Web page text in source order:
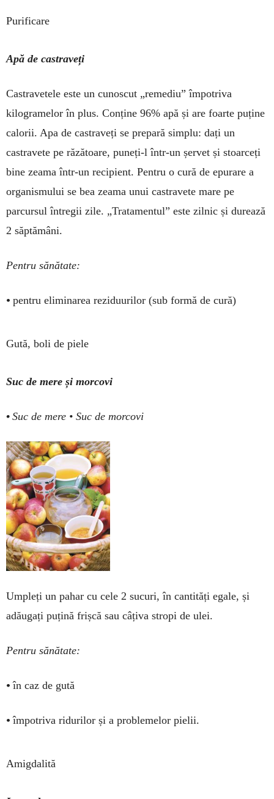
Purificare
Apă de castraveți
Castravetele este un cunoscut „remediu” îm­potriva
kilogramelor în plus. Conține 96% apă și are foar­te puține
ca­lorii. Apa de castraveți se pre­pară simplu: dați un
castravete pe răzătoare, puneți-l într-un șer­vet și stoarceți
bine zeama într-un reci­pient. Pentru o cură de epu­rare a
or­ganismului se bea zea­ma unui cas­travete mare pe
parcur­sul întregii zile. „Trata­men­tul” este zilnic și durează
2 săp­tămâni.
Pentru sănătate:
• pentru eliminarea rezi­duurilor (sub formă de cură)
Gută, boli de piele
Suc de mere și morcovi
• Suc de mere • Suc de mor­­covi
Umpleți un pahar cu cele 2 su­curi, în cantități egale, și
adău­gați puțină frișcă sau câți­va stropi de ulei.
Pentru sănătate:
•în caz de gută
•împotriva ridurilor și a pro­blemelor pie­lii.
Amigdalită